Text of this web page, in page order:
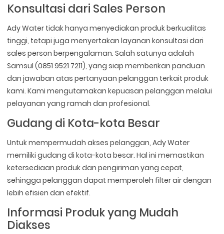
Konsultasi dari Sales Person
Ady Water tidak hanya menyediakan produk berkualitas
tinggi, tetapi juga menyertakan layanan konsultasi dari
sales person berpengalaman. Salah satunya adalah
Samsul (0851 9521 7211), yang siap memberikan panduan
dan jawaban atas pertanyaan pelanggan terkait produk
kami. Kami mengutamakan kepuasan pelanggan melalui
pelayanan yang ramah dan profesional.
Gudang di Kota-kota Besar
Untuk mempermudah akses pelanggan, Ady Water
memiliki gudang di kota-kota besar. Hal ini memastikan
ketersediaan produk dan pengiriman yang cepat,
sehingga pelanggan dapat memperoleh filter air dengan
lebih efisien dan efektif.
Informasi Produk yang Mudah
Diakses